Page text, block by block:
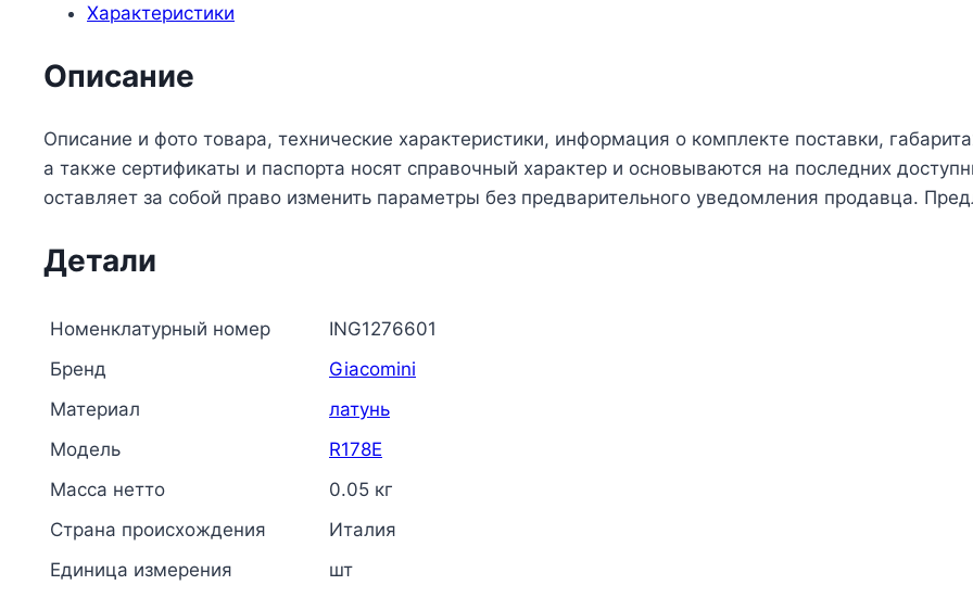
Характеристики
Описание
Описание и фото товара, технические характеристики, информация о комплекте поставки,
а также сертификаты и паспорта носят справочный характер и основываются на последних
оставляет за собой право изменить параметры без предварительного уведомления продавца.
Детали
Номенклатурный номер
ING1276601
Бренд
Giacomini
Материал
латунь
Модель
R178E
Масса нетто
0.05 кг
Страна происхождения
Италия
Единица измерения
шт